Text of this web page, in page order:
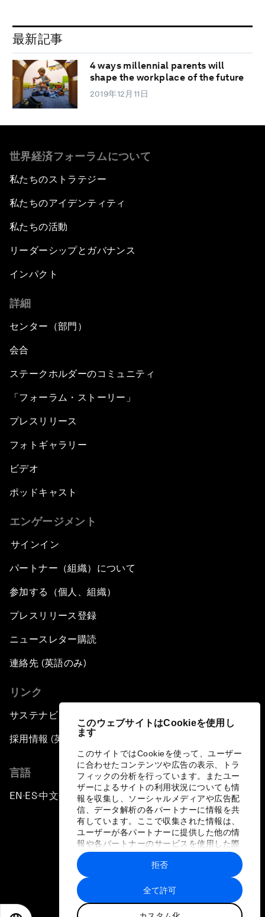
このウェブサイトはCookieを使用し
ます
このサイトではCookieを使って、ユーザー
に合わせたコンテンツや広告の表示、トラ
フィックの分析を行っています。またユー
ザーによるサイトの利用状況についても情
報を収集し、ソーシャルメディアや広告配
信、データ解析の各パートナーに情報を共
有しています。ここで収集された情報は、
ユーザーが各パートナーに提供した他の情
報や各パートナーのサービスを使用した際
に収集された情報と組み合わされ、各パー
トナーによって使用されることがありま
す。
全て許可
拒否
最新記事
4 ways millennial parents will
shape the workplace of the future
2019年12月11日
世界経済フォーラムについて
私たちのストラテジー
私たちのアイデンティティ
私たちの活動
リーダーシップとガバナンス
インパクト
詳細
センター（部門）
会合
ステークホルダーのコミュニティ
「フォーラム・ストーリー」
プレスリリース
フォトギャラリー
ビデオ
ポッドキャスト
エンゲージメント
サインイン
パートナー（組織）について
参加する（個人、組織）
プレスリリース登録
ニュースレター購読
連絡先 (英語のみ)
リンク
サステナビリティへの取り組み
採用情報 (英語のみ)
言語
EN ▪ES▪中文▪ 日本語
プライバシーポリシーと利用規約
サイトマップ